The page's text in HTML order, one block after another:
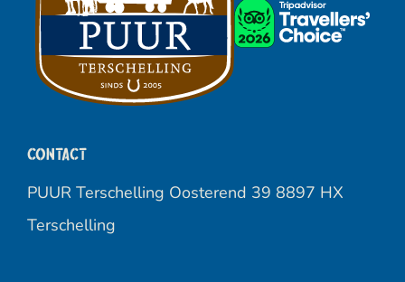
Contact
PUUR Terschelling Oosterend 39 8897 HX
Terschelling